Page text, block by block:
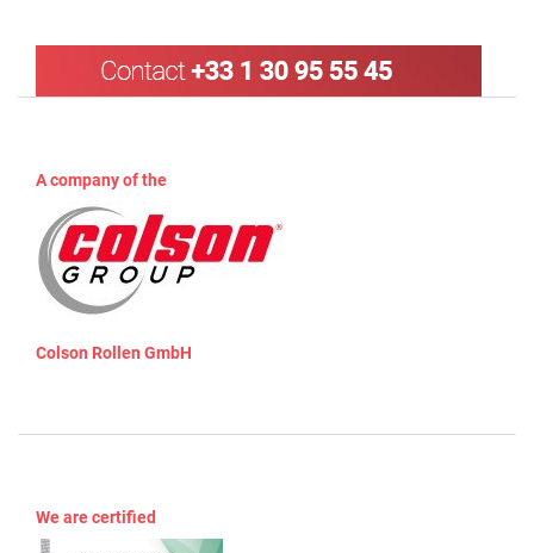
A company of the
Colson Rollen GmbH
We are certified